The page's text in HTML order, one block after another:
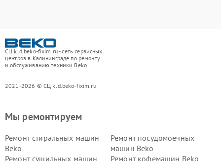
СЦ kld.beko-fixim.ru - сеть сервисных
центров в Калининграде по ремонту
и обслуживанию техники Beko
2021-2026 © СЦ kld.beko-fixim.ru
Мы ремонтируем
Ремонт стиральных машин
Beko
Ремонт посудомоечных
машин Beko
Ремонт сушильных машин
Ремонт кофемашин Beko